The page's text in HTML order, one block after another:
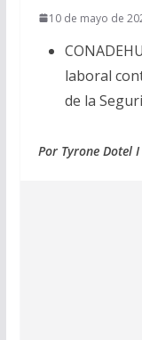
10 de mayo de
laboral
de la
Por Tyrone Dotel